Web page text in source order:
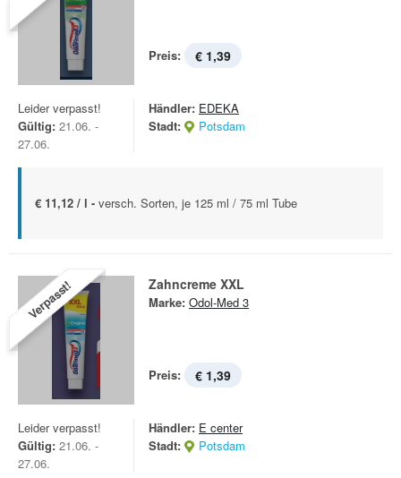
Preis: € 1,39
Leider verpasst!
Gültig: 21.06. -
27.06.
Händler: EDEKA
Stadt:
Potsdam
€ 11,12 / l - versch. Sorten, je 125 ml / 75 ml Tube
Verpasst! Zahncreme XXL
Marke: Odol-Med 3
Preis: € 1,39
Leider verpasst!
Gültig: 21.06. -
27.06.
Händler: E center
Stadt:
Potsdam